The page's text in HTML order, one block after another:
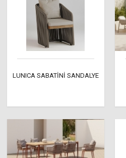
LUNICA SABATİNİ SANDALYE